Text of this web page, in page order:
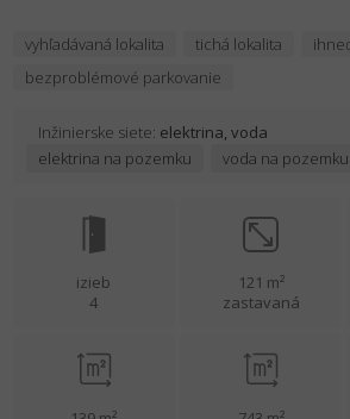
vyhľadávaná lokalita tichá lokalita
bezproblémové parkovanie
Inžinierske siete: elektrina, voda
elektrina na pozemku
voda na pozemku
izieb
4
121 m²
zastavaná